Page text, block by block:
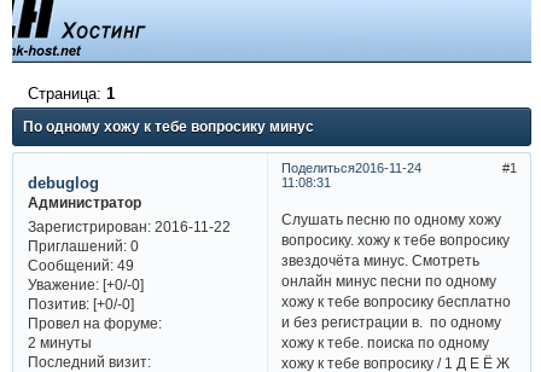
По одному хожу к тебе вопросику минус
Страница: 1
Поделиться 1
2016-11-24
11:08:31
debuglog
Администратор
Зарегистрирован: 2016-11-22
Приглашений:0
Сообщений:49
Уважение: [+0/-0]
Позитив: [+0/-0]
Провел на форуме:
2 минуты
Последний визит:
Слушать песню по одному хожу
вопросику. хожу к тебе вопросику
звездочёта минус. Смотреть
онлайн минус песни по одному
хожу к тебе вопросику бесплатно
и без регистрации в. по одному
хожу к тебе. поиска по одному
хожу к тебе вопросику / 1 Д Е Ё Ж